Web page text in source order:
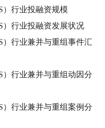
）行业投融资规模
）行业投融资发展状况
行业兼并与重组事件汇
行业兼并与重组动因分
行业兼并与重组案例分